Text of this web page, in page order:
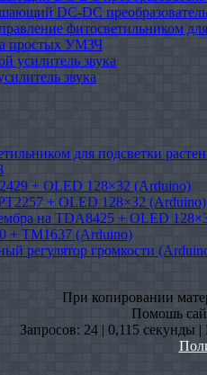
DC-DC
фитосветильником
простых УМЗЧ
усилитель звука
звука
для подсветки
+ OLED 128×32 (Arduino)
+ OLED 128×32 (Arduino)
на TDA8425 + OLED
+ TM1637 (Arduino)
регулятор громкости
При копировании
Помошь
Запросов: 24 | 0,115 секунды